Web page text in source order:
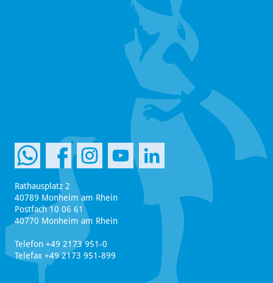
Rathausplatz 2
40789 Monheim am Rhein
Postfach 10 06 61
40770 Monheim am Rhein
Telefon +49 2173 951-0
Telefax +49 2173 951-899